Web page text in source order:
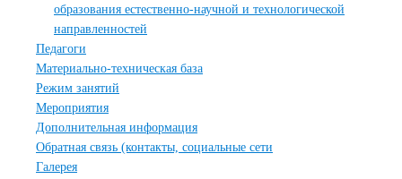
образования естественно-научной и технологической
направленностей
Педагоги
Материально-техническая база
Режим занятий
Мероприятия
Дополнительная информация
Обратная связь (контакты, социальные сети
Галерея